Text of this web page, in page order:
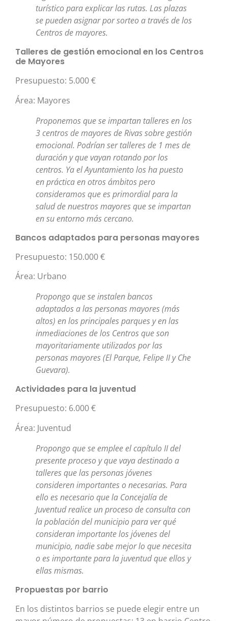
turístico para explicar las rutas. Las plazas
se pueden asignar por sorteo a través de los
Centros de mayores.
Talleres de gestión emocional en los Centros
de Mayores
Presupuesto: 5.000 €
Área: Mayores
Proponemos que se impartan talleres en los
3 centros de mayores de Rivas sobre gestión
emocional. Podrían ser talleres de 1 mes de
duración y que vayan rotando por los
centros. Ya el Ayuntamiento los ha puesto
en práctica en otros ámbitos pero
consideramos que es primordial para la
salud de nuestros mayores que se impartan
en su entorno más cercano.
Bancos adaptados para personas mayores
Presupuesto: 150.000 €
Área: Urbano
Propongo que se instalen bancos
adaptados a las personas mayores (más
altos) en los principales parques y en las
inmediaciones de los Centros que son
mayoritariamente utilizados por las
personas mayores (El Parque, Felipe II y Che
Guevara).
Actividades para la juventud
Presupuesto: 6.000 €
Área: Juventud
Propongo que se emplee el capítulo II del
presente proceso y que vaya destinado a
talleres que las personas jóvenes
consideren importantes o necesarias. Para
ello es necesario que la Concejalía de
Juventud realice un proceso de consulta con
la población del municipio para ver qué
consideran importante los jóvenes del
municipio, nadie sabe mejor lo que necesita
o es importante para la juventud que ellos y
ellas mismas.
Propuestas por barrio
En los distintos barrios se puede elegir entre un